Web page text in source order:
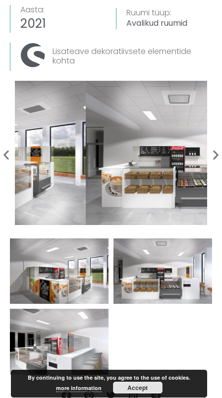
Aasta:
2021
Ruumi tüüp:
Avalikud ruumid
Lisateave dekoratiivsete elementide
kohta
By continuing to use the site, you agree to the use of cookies.
more information
Accept